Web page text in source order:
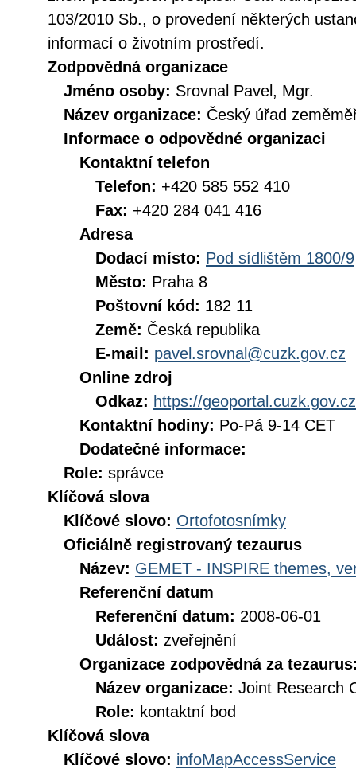
103/2010 Sb., o provedení některých
informací o životním prostředí.
Zodpovědná organizace
Jméno osoby: Srovnal Pavel, Mgr.
Název organizace: Český úřad
Informace o odpovědné organizaci
Kontaktní telefon
Telefon: +420 585 552 410
Fax: +420 284 041 416
Adresa
Dodací místo: Pod sídlištěm 1800/9
Město: Praha 8
Poštovní kód: 182 11
Země: Česká republika
E-mail: pavel.srovnal@cuzk.gov.cz
Online zdroj
Odkaz: https://geoportal.cuzk.gov.cz
Kontaktní hodiny: Po-Pá 9-14 CET
Dodatečné informace:
Role: správce
Klíčová slova
Klíčové slovo: Ortofotosnímky
Oficiálně registrovaný tezaurus
Název: GEMET - INSPIRE themes,
Referenční datum
Referenční datum: 2008-06-01
Událost: zveřejnění
Organizace zodpovědná za
Název organizace: Joint Research
Role: kontaktní bod
Klíčová slova
Klíčové slovo: infoMapAccessService